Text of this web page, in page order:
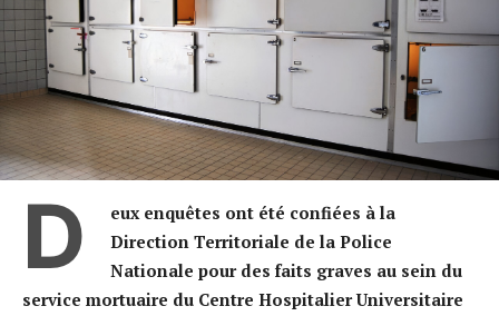
D
eux enquêtes ont été confiées à la
Direction Territoriale de la Police
Nationale pour des faits graves au sein du
service mortuaire du Centre Hospitalier Universitaire